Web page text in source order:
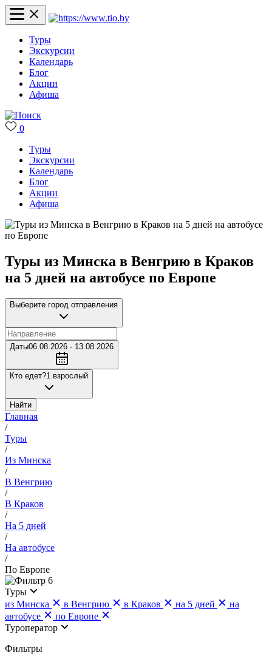
Туры
Экскурсии
Календарь
Блог
Акции
Афиша
0
Туры
Экскурсии
Календарь
Блог
Акции
Афиша
Туры из Минска в Венгрию в Краков
на 5 дней на автобусе по Европе
Выберите город отправления
Даты06.08.2026 - 13.08.2026
Кто едет?1 взрослый
Найти
Главная
/
Туры
/
Из Минска
/
В Венгрию
/
В Краков
/
На 5 дней
/
На автобусе
/
По Европе
6
Туры
из Минска
в Венгрию в Краков на 5 дней
на
автобусе
по Европе
Туроператор
Фильтры